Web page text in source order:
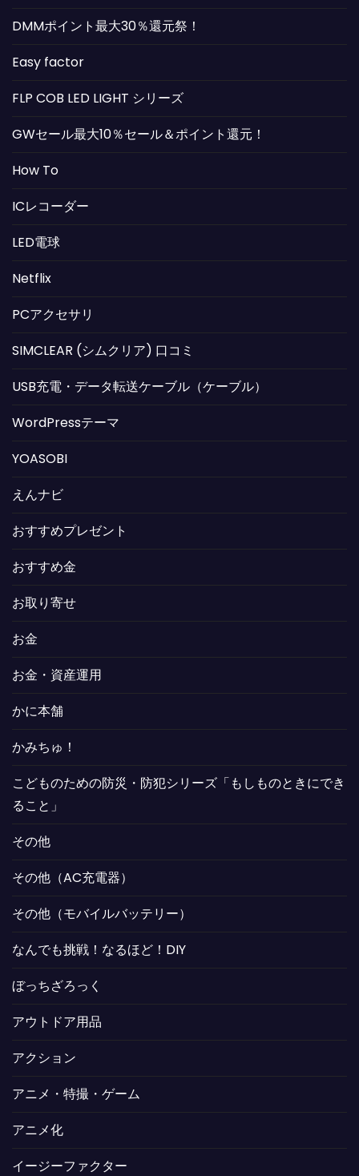
DMMポイント最大30％還元祭！
Easy factor
FLP COB LED LIGHT シリーズ
GWセール最大10％セール＆ポイント還元！
How To
ICレコーダー
LED電球
Netflix
PCアクセサリ
SIMCLEAR (シムクリア) 口コミ
USB充電・データ転送ケーブル（ケーブル）
WordPressテーマ
YOASOBI
えんナビ
おすすめプレゼント
おすすめ金
お取り寄せ
お金
お金・資産運用
かに本舗
かみちゅ！
こどものための防災・防犯シリーズ「もしものときにでき
ること」
その他
その他（AC充電器）
その他（モバイルバッテリー）
なんでも挑戦！なるほど！DIY
ぼっちざろっく
アウトドア用品
アクション
アニメ・特撮・ゲーム
アニメ化
イージーファクター